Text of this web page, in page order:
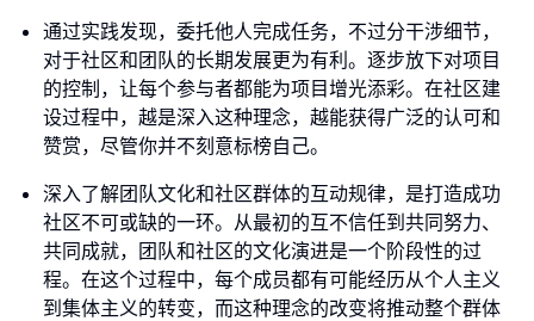
通过实践发现，委托他人完成任务，不过分干涉细节，
对于社区和团队的长期发展更为有利。逐步放下对项目
的控制，让每个参与者都能为项目增光添彩。在社区建
设过程中，越是深入这种理念，越能获得广泛的认可和
赞赏，尽管你并不刻意标榜自己。
深入了解团队文化和社区群体的互动规律，是打造成功
社区不可或缺的一环。从最初的互不信任到共同努力、
共同成就，团队和社区的文化演进是一个阶段性的过
程。在这个过程中，每个成员都有可能经历从个人主义
到集体主义的转变，而这种理念的改变将推动整个群体